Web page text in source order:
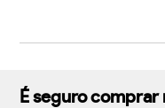
É seguro